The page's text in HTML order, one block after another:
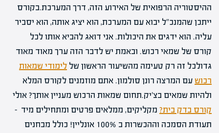
ההיסטוריה הרפואית של האירוע הזה, דרך המערכת.בקורס
ייתכן שהמנכ"ל יבוא עם המערכת, הוא יציג אותה, הוא יסביר
עליה. הוא ידגים את היכולות. אני דואג להביא אותו לכל
קורס של שמאי רכוש. ובאמת יש לדבר הזה ערך מאוד מאוד
גדולכל זה רק טעימה מהשיעור הראשון של לימודי שמאות
רכוש עם המרצה רונן סולמון. אתם מוזמנים לקורס המלא
ולהיות שמאים בצ'יק.תחום שמאות הרכוש מעניין אותך? אולי
קורס בדק בית? מקליקים, ממלאים פרטים ומתחילים מיד –
תעודת הסמכה וההכשרות ב 100% אונליין! כולל מבחנים